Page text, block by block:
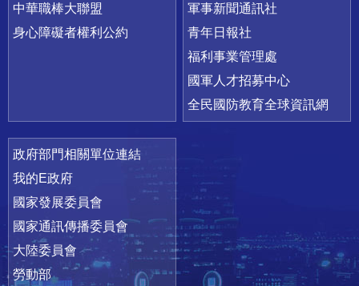
中華職棒大聯盟
身心障礙者權利公約
軍事新聞通訊社
青年日報社
福利事業管理處
國軍人才招募中心
全民國防教育全球資訊網
政府部門相關單位連結
我的E政府
國家發展委員會
國家通訊傳播委員會
大陸委員會
勞動部